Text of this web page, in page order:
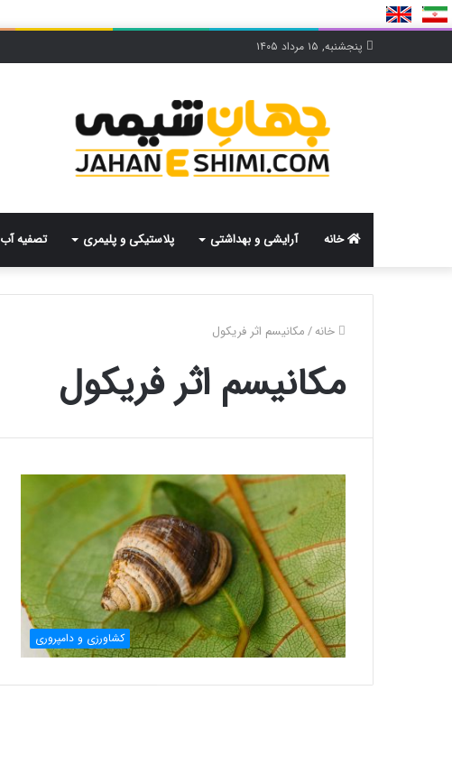
پنجشنبه, ۱۵ مرداد ۱۴۰۵
خانه آرایشی و بهداشتی پلاستیکی و پلیمری تصفیه آب
خانه/مکانیسم اثر فریکول
مکانیسم اثر فریکول
کشاورزی و دامپروری